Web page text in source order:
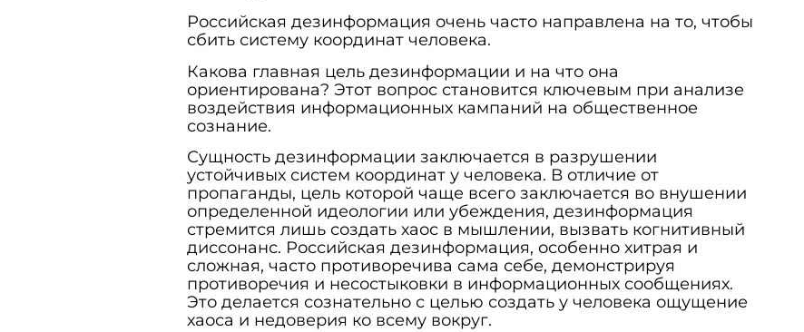
Российская дезинформация очень часто направлена ​​на то, чтобы
сбить систему координат человека.
Какова главная цель дезинформации и на что она
ориентирована? Этот вопрос становится ключевым при анализе
воздействия информационных кампаний на общественное
сознание.
Сущность дезинформации заключается в разрушении
устойчивых систем координат у человека. В отличие от
пропаганды, цель которой чаще всего заключается во внушении
определенной идеологии или убеждения, дезинформация
стремится лишь создать хаос в мышлении, вызвать когнитивный
диссонанс. Российская дезинформация, особенно хитрая и
сложная, часто противоречива сама себе, демонстрируя
противоречия и несостыковки в информационных сообщениях.
Это делается сознательно с целью создать у человека ощущение
хаоса и недоверия ко всему вокруг.